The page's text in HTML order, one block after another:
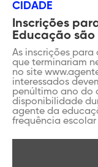
CIDADE
Inscrições
Educação
As inscrições
que terminariam
no site
interessados
penúltimo ano do
disponibilidade
agente da
frequência escolar